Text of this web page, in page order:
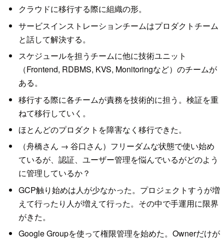
クラウドに移行する際に組織の形。
サービスインストレーションチームはプロダクトチーム
と話して解決する。
スケジュールを担うチームに他に技術ユニット
（Frontend, RDBMS, KVS, Monitoringなど）のチームが
ある。
移行する際に各チームが責務を技術的に担う。検証を重
ねて移行していく。
ほとんどのプロダクトを障害なく移行できた。
（舟橋さん → 谷口さん）フリーダムな状態で使い始め
ているが、認証、ユーザー管理を悩んでいるがどのよう
に管理しているか？
GCP触り始めは人が少なかった。プロジェクトすうが増
えて行ったり人が増えて行った。その中で手運用に限界
がきた。
Google Groupを使って権限管理を始めた。Ownerだけが